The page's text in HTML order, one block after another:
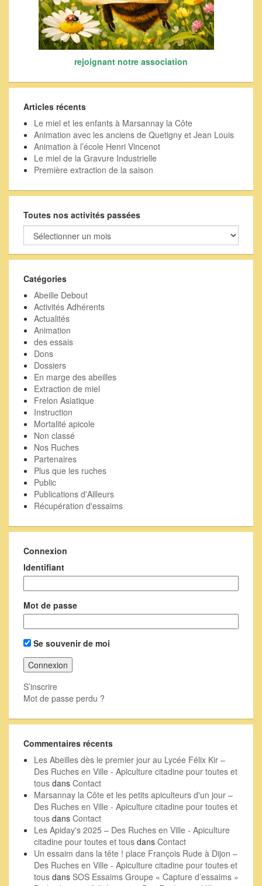
rejoignant notre association
Articles récents
Le miel et les enfants à Marsannay la Côte
Animation avec les anciens de Quetigny et Jean Louis
Animation à l’école Henri Vincenot
Le miel de la Gravure Industrielle
Première extraction de la saison
Toutes nos activités passées
Toutes
nos
activités
Catégories
Abeille Debout
Activités Adhérents
Actualités
Animation
des essais
Dons
Dossiers
En marge des abeilles
Extraction de miel
Frelon Asiatique
Instruction
Mortalité apicole
Non classé
Nos Ruches
Partenaires
Plus que les ruches
Public
Publications d'Ailleurs
Récupération d'essaims
Connexion
Identifiant
Mot de passe
Se souvenir de moi
S’inscrire
Mot de passe perdu ?
Commentaires récents
Les Abeilles dès le premier jour au Lycée Félix Kir –
Des Ruches en Ville - Apiculture citadine pour toutes et
tous dans Contact
Marsannay la Côte et les petits apiculteurs d'un jour –
Des Ruches en Ville - Apiculture citadine pour toutes et
tous dans Contact
Les Apiday's 2025 – Des Ruches en Ville - Apiculture
citadine pour toutes et tous dans Contact
Un essaim dans la tête ! place François Rude à Dijon –
Des Ruches en Ville - Apiculture citadine pour toutes et
tous dans SOS Essaims Groupe « Capture d’essaims »